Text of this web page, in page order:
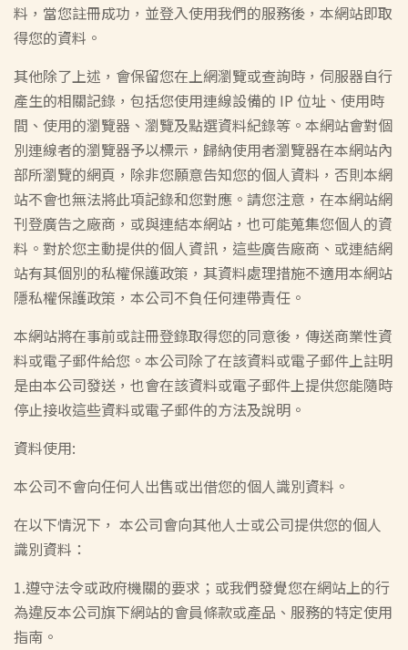
料，當您註冊成功，並登入使用我們的服務後，本網站即取
得您的資料。
其他除了上述，會保留您在上網瀏覽或查詢時，伺服器自行
產生的相關記錄，包括您使用連線設備的 IP 位址、使用時
間、使用的瀏覽器、瀏覽及點選資料紀錄等。本網站會對個
別連線者的瀏覽器予以標示，歸納使用者瀏覽器在本網站內
部所瀏覽的網頁，除非您願意告知您的個人資料，否則本網
站不會也無法將此項記錄和您對應。請您注意，在本網站網
刊登廣告之廠商，或與連結本網站，也可能蒐集您個人的資
料。對於您主動提供的個人資訊，這些廣告廠商、或連結網
站有其個別的私權保護政策，其資料處理措施不適用本網站
隱私權保護政策，本公司不負任何連帶責任。
本網站將在事前或註冊登錄取得您的同意後，傳送商業性資
料或電子郵件給您。本公司除了在該資料或電子郵件上註明
是由本公司發送，也會在該資料或電子郵件上提供您能隨時
停止接收這些資料或電子郵件的方法及說明。
資料使用:
本公司不會向任何人出售或出借您的個人識別資料。
在以下情況下， 本公司會向其他人士或公司提供您的個人
識別資料：
1.遵守法令或政府機關的要求；或我們發覺您在網站上的行
為違反本公司旗下網站的會員條款或產品、服務的特定使用
指南。